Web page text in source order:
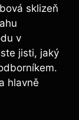
sklizeň
v
jisti, jaký
hlavně